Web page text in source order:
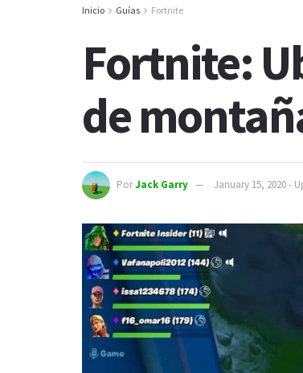
Inicio Guías Fortnite
Fortnite:
de
PorJack Garry January 15, 2020 -